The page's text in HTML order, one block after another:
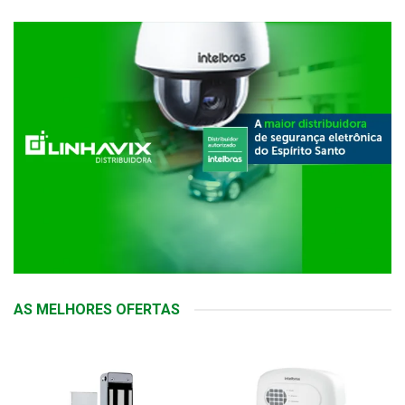
AS MELHORES OFERTAS